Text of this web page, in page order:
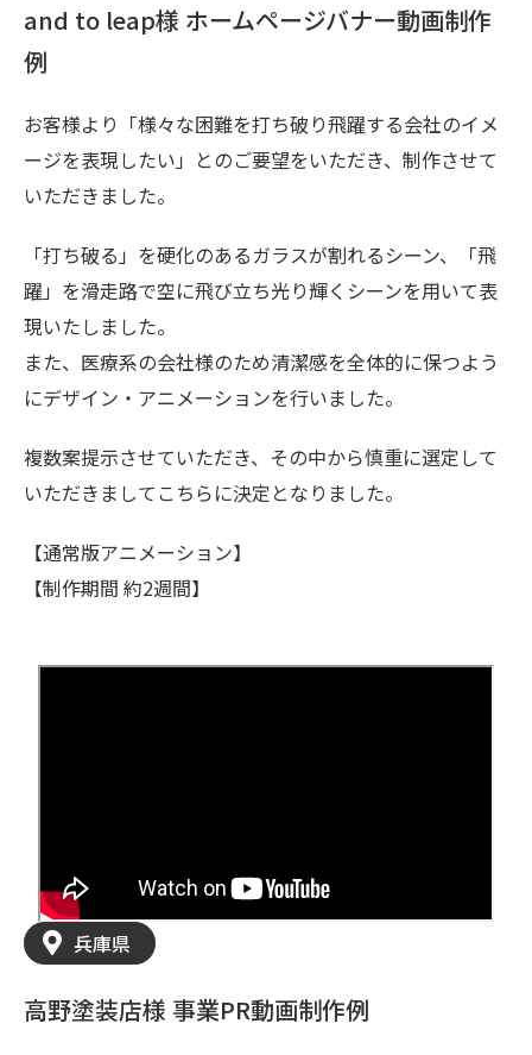
and to leap様 ホームページバナー動画制作
例
お客様より「様々な困難を打ち破り飛躍する会社のイメ
ージを表現したい」とのご要望をいただき、制作させて
いただきました。
「打ち破る」を硬化のあるガラスが割れるシーン、「飛
躍」を滑走路で空に飛び立ち光り輝くシーンを用いて表
現いたしました。
また、医療系の会社様のため清潔感を全体的に保つよう
にデザイン・アニメーションを行いました。
複数案提示させていただき、その中から慎重に選定して
いただきましてこちらに決定となりました。
【通常版アニメーション】
【制作期間 約2週間】
兵庫県
高野塗装店様 事業PR動画制作例